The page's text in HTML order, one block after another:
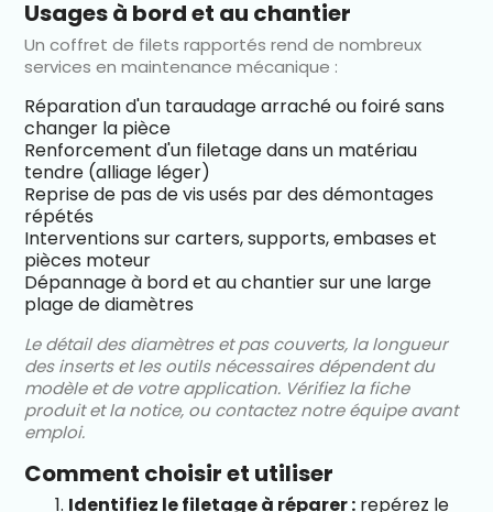
Usages à bord et au chantier
Un coffret de filets rapportés rend de nombreux
services en maintenance mécanique :
Réparation d'un taraudage arraché ou foiré sans
changer la pièce
Renforcement d'un filetage dans un matériau
tendre (alliage léger)
Reprise de pas de vis usés par des démontages
répétés
Interventions sur carters, supports, embases et
pièces moteur
Dépannage à bord et au chantier sur une large
plage de diamètres
Le détail des diamètres et pas couverts, la longueur
des inserts et les outils nécessaires dépendent du
modèle et de votre application. Vérifiez la fiche
produit et la notice, ou contactez notre équipe avant
emploi.
Comment choisir et utiliser
Identifiez le filetage à réparer : repérez le